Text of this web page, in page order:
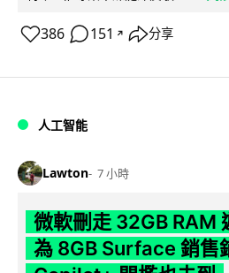
386 151 ↗ 分享
人工智能
Lawton 7 小時
微軟刪走 32GB RAM
為 8GB Surface 銷售